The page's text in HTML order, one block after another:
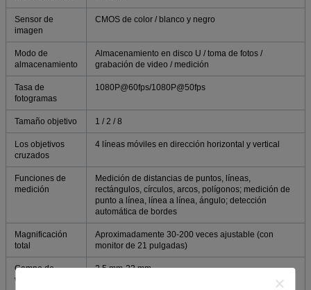
Sensor de
imagen
CMOS de color / blanco y negro
Modo de
almacenamiento
Almacenamiento en disco U / toma de fotos /
grabación de video / medición
Tasa de
fotogramas
1080P@60fps/1080P@50fps
Tamaño objetivo 1 / 2 / 8
Los objetivos
cruzados
4 líneas móviles en dirección horizontal y vertical
Funciones de
medición
Medición de distancias de puntos, líneas,
rectángulos, círculos, arcos, polígonos; medición de
punto a línea, línea a línea, ángulo; detección
automática de bordes
Magnificación
total
Aproximadamente 30-200 veces ajustable (con
monitor de 21 pulgadas)
Campo de
visión
2.5 mm-22 mm